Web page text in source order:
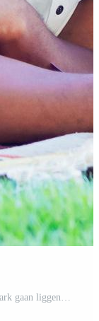
familie graag op vakantie op het gazon in het park gaan liggen. concept van liefde en familiebanden Gratis Foto